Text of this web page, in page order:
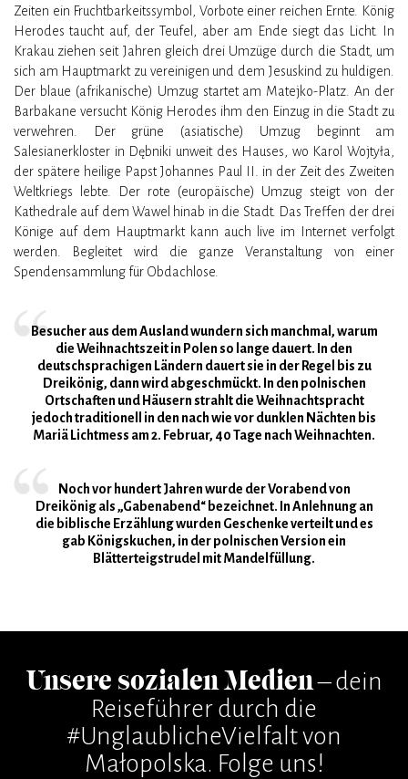
Zeiten ein Fruchtbarkeitssymbol, Vorbote einer reichen Ernte. König
Herodes taucht auf, der Teufel, aber am Ende siegt das Licht. In
Krakau ziehen seit Jahren gleich drei Umzüge durch die Stadt, um
sich am Hauptmarkt zu vereinigen und dem Jesuskind zu huldigen.
Der blaue (afrikanische) Umzug startet am Matejko-Platz. An der
Barbakane versucht König Herodes ihm den Einzug in die Stadt zu
verwehren. Der grüne (asiatische) Umzug beginnt am
Salesianerkloster in Dębniki unweit des Hauses, wo Karol Wojtyła,
der spätere heilige Papst Johannes Paul II. in der Zeit des Zweiten
Weltkriegs lebte. Der rote (europäische) Umzug steigt von der
Kathedrale auf dem Wawel hinab in die Stadt. Das Treffen der drei
Könige auf dem Hauptmarkt kann auch live im Internet verfolgt
werden. Begleitet wird die ganze Veranstaltung von einer
Spendensammlung für Obdachlose.
Besucher aus dem Ausland wundern sich manchmal, warum
die Weihnachtszeit in Polen so lange dauert. In den
deutschsprachigen Ländern dauert sie in der Regel bis zu
Dreikönig, dann wird abgeschmückt. In den polnischen
Ortschaften und Häusern strahlt die Weihnachtspracht
jedoch traditionell in den nach wie vor dunklen Nächten bis
Mariä Lichtmess am 2. Februar, 40 Tage nach Weihnachten.
Noch vor hundert Jahren wurde der Vorabend von
Dreikönig als „Gabenabend“ bezeichnet. In Anlehnung an
die biblische Erzählung wurden Geschenke verteilt und es
gab Königskuchen, in der polnischen Version ein
Blätterteigstrudel mit Mandelfüllung.
Unsere sozialen Medien– dein
Reiseführer durch die
#UnglaublicheVielfalt von
Małopolska. Folge uns!